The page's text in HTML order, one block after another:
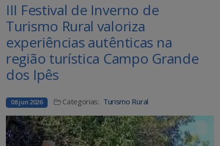
III Festival de Inverno de
Turismo Rural valoriza
experiências autênticas na
região turística Campo Grande
dos Ipês
08 jun 2026 Categorias: Turismo Rural